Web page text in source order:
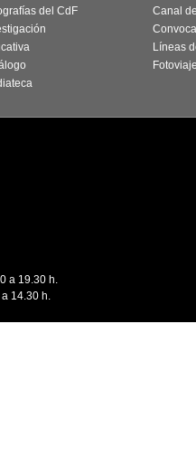
del CdF
Canal
Líneas
a 19.30 h.
14.30 h.